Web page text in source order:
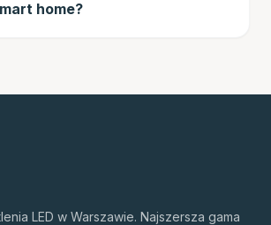
home?
LED w Warszawie. Najszersza gama